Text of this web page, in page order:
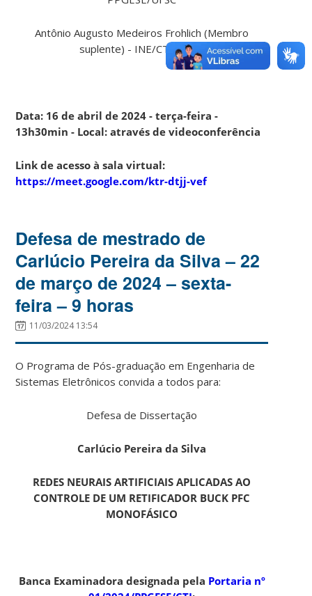
Antônio Augusto Medeiros Frohlich (Membro
suplente) - INE/CTC/UFSC
Data: 16 de abril de 2024 - terça-feira -
13h30min - Local: através de videoconferência
Link de acesso à sala virtual:
https://meet.google.com/ktr-dtjj-vef
Defesa de mestrado de
Carlúcio Pereira da Silva – 22
de março de 2024 – sexta-
feira – 9 horas
11/03/2024 13:54
O Programa de Pós-graduação em Engenharia de
Sistemas Eletrônicos convida a todos para:
Defesa de Dissertação
Carlúcio Pereira da Silva
REDES NEURAIS ARTIFICIAIS APLICADAS AO
CONTROLE DE UM RETIFICADOR BUCK PFC
MONOFÁSICO
Banca Examinadora designada pela Portaria nº